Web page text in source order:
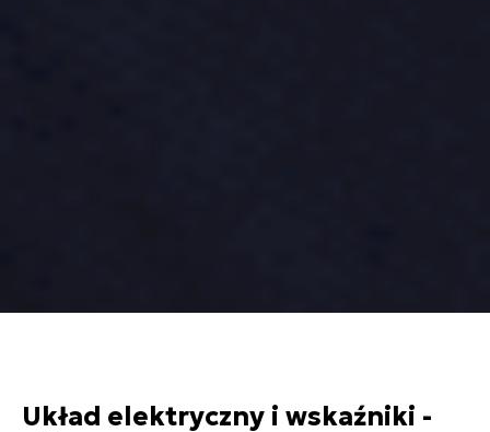
Układ elektryczny i wskaźniki -